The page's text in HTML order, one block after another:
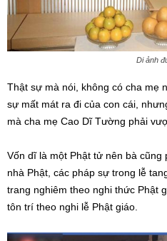
Di ảnh
Thật sự mà nói, không có cha mẹ
sự mất mát ra đi của con cái,
mà cha mẹ Cao Dĩ Tường phải
Vốn dĩ là một Phật tử nên bà
nhà Phật, các pháp sự trong lễ
trang nghiêm theo nghi thức Phật
tôn trí theo nghi lễ Phật giáo.